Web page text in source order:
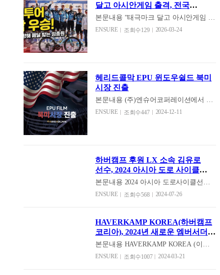
달고 아시안게임 출격, 전국
도로사이클 종합우승 쾌거
본문내용 “태극마크 달고 아시안게임 향
한다”…‘귀화 라이더’ 임종원, 차세대 에
이스 부상 중국에서 귀화한 도로사이클
리움 대회. 1.2km 구간을 30바퀴 돌아 총
36km를 달리는 가혹한 레이스에서 임종
원(등번호 4번)은 경기 초반부터 압도적
인 기량을 선보였다. 노련한 선배들 사이
에서도 흔들림 없는 페이스를 유지한 그
누적 포인트 종합 2위라는 성적으로 당
당히 태극마크를 가슴에 달게 된 것이다.
한 단계 더 성장한 기분”이라며 “제 꿈에
한 발짝 더 다가갈 수 있게 되어 기쁘
한국 땅을 처음 밟았다. 이후 사이클에서
남다른 재능을 발견했고, 고등학교 1학
의 삶을 시작했다. 지난해 ‘투르 드 경남’
국제대회 23세 이하(U-23) 부문 우승을
ENSURE 조회수129 2026-03-24
헤리드콜막 EPU 윈도우쉴드 북미
시장 진출
본문내용 (주)엔슈어코퍼레이션에서 개
발 제조한 EUP 윈도우쉴드 필름이 북미
시장에 진출하였습니다. 미국 PPF 시장
북미 시장에 정식 수출되었습니다. 그만
큼 최첨단 기술력이 집약된 PPF Film 제
조를 통해 한국 제조 필름의 위상을 높이
윈도우 필름과 PPF 필름을 연구하고 개
ENSURE 조회수447 2024-12-11
하버캠프 후원 LX 소속 김유로
선수, 2024 아시아 도로 사이클
선수권 우승!
본문내용 2024 아시아 도로사이클선수
권대회가 이번 6월 카자흐스탄 알마티에
서 열렸는데요, 이번 대회에서 남자부 개
정보공사 소속 김유로 선수입니다. 사이
클 선수들을 위해 하버캠프는 2021년부
터 LX 사이클팀 후원을 시작해 벌써 3년
이라는 시간 동안 함께 했습니다. 생애
첫 차를 출고하면서 하버캠프와의 첫 인
ENSURE 조회수568 2024-07-26
HAVERKAMP KOREA(하버캠프
코리아), 2024년 새로운 엠버서더
선정.
본문내용 HAVERKAMP KOREA (이하
하버캠프)는 매년 새로운 엠버서더를 선
정해 더 많은 하버캠프의 소식과 활동을
ENSURE 조회수1007 2024-03-21